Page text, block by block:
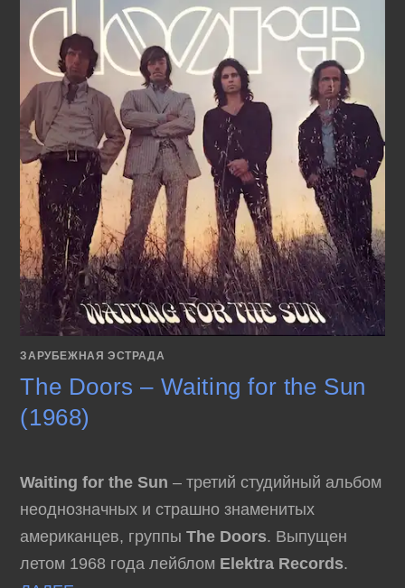
ЗАРУБЕЖНАЯ ЭСТРАДА
The Doors – Waiting for the Sun
(1968)
Waiting for the Sun – третий студийный альбом
неоднозначных и страшно знаменитых
американцев, группыThe Doors. Выпущен
летом 1968 года лейблом Elektra Records.